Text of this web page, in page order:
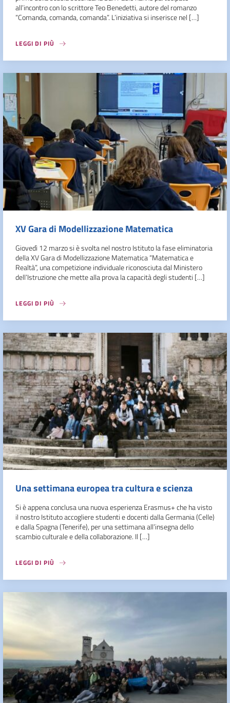
all’incontro con lo scrittore Teo Benedetti, autore del romanzo
“Comanda, comanda, comanda”. L’iniziativa si inserisce nel […]
LEGGI DI PIÙ
XV Gara di Modellizzazione Matematica
Giovedì 12 marzo si è svolta nel nostro Istituto la fase eliminatoria
della XV Gara di Modellizzazione Matematica “Matematica e
Realtà”, una competizione individuale riconosciuta dal Ministero
dell’Istruzione che mette alla prova la capacità degli studenti […]
LEGGI DI PIÙ
Una settimana europea tra cultura e scienza
Si è appena conclusa una nuova esperienza Erasmus+ che ha visto
il nostro Istituto accogliere studenti e docenti dalla Germania (Celle)
e dalla Spagna (Tenerife), per una settimana all’insegna dello
scambio culturale e della collaborazione. Il […]
LEGGI DI PIÙ